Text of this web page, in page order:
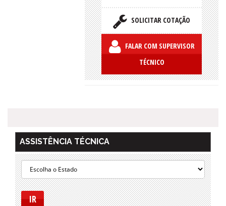
SOLICITAR COTAÇÃO
FALAR COM SUPERVISOR
TÉCNICO
ASSISTÊNCIA TÉCNICA
IR